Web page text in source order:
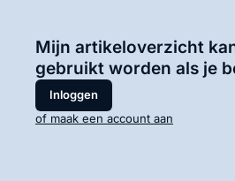
Mijn artikeloverzicht
gebruikt worden als je
Inloggen
of maak een account aan